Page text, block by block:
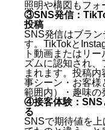
照明や構図もフォ
③SNS発信：
投稿
SNS発信はブラ
す。TikTokと
ト動画またはリ
ズムに認知され
まれます。投稿
事シーン・お客様
範囲内）・趣味の
④接客体験：SNS
る
SNSで期待値を